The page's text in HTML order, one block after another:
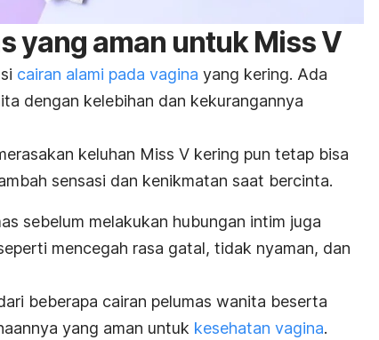
yang aman untuk Miss V
cairan alami pada vagina yang kering. Ada
dengan kelebihan dan kekurangannya
keluhan Miss V kering pun tetap bisa
sensasi dan kenikmatan saat bercinta.
sebelum melakukan hubungan intim juga
mencegah rasa gatal, tidak nyaman, dan
beberapa cairan pelumas wanita beserta
yang aman untuk kesehatan vagina.